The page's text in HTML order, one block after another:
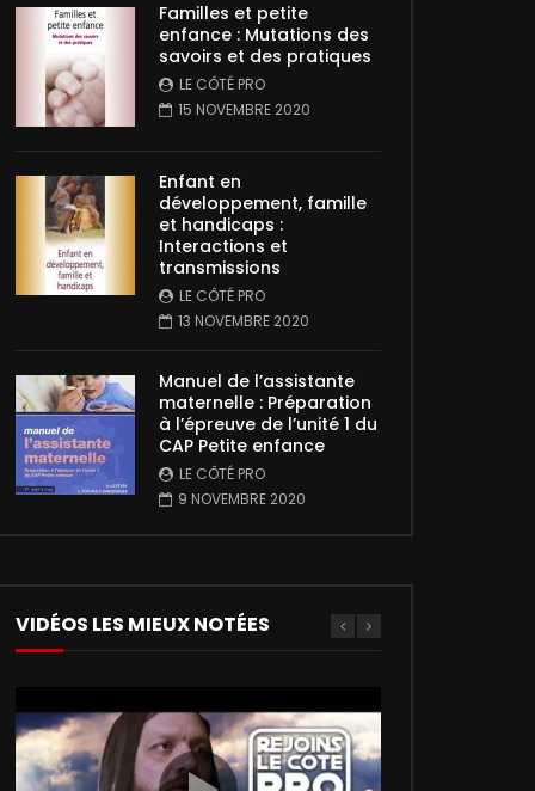
Familles et petite
enfance : Mutations des
savoirs et des pratiques
LE CÔTÉ PRO
15 NOVEMBRE 2020
Enfant en
développement, famille
et handicaps :
Interactions et
transmissions
LE CÔTÉ PRO
13 NOVEMBRE 2020
Manuel de l’assistante
maternelle : Préparation
à l’épreuve de l’unité 1 du
CAP Petite enfance
LE CÔTÉ PRO
9 NOVEMBRE 2020
VIDÉOS LES MIEUX NOTÉES